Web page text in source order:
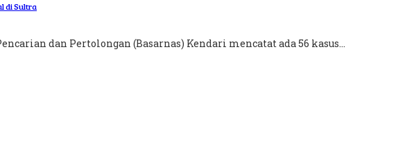
di Sultra
dan Pertolongan (Basarnas) Kendari mencatat ada 56 kasus...